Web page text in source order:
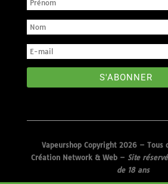
S'ABONNER
Vapeurshop Copyright 2026 – Tous
Création Network & Web– Site
de 18 ans